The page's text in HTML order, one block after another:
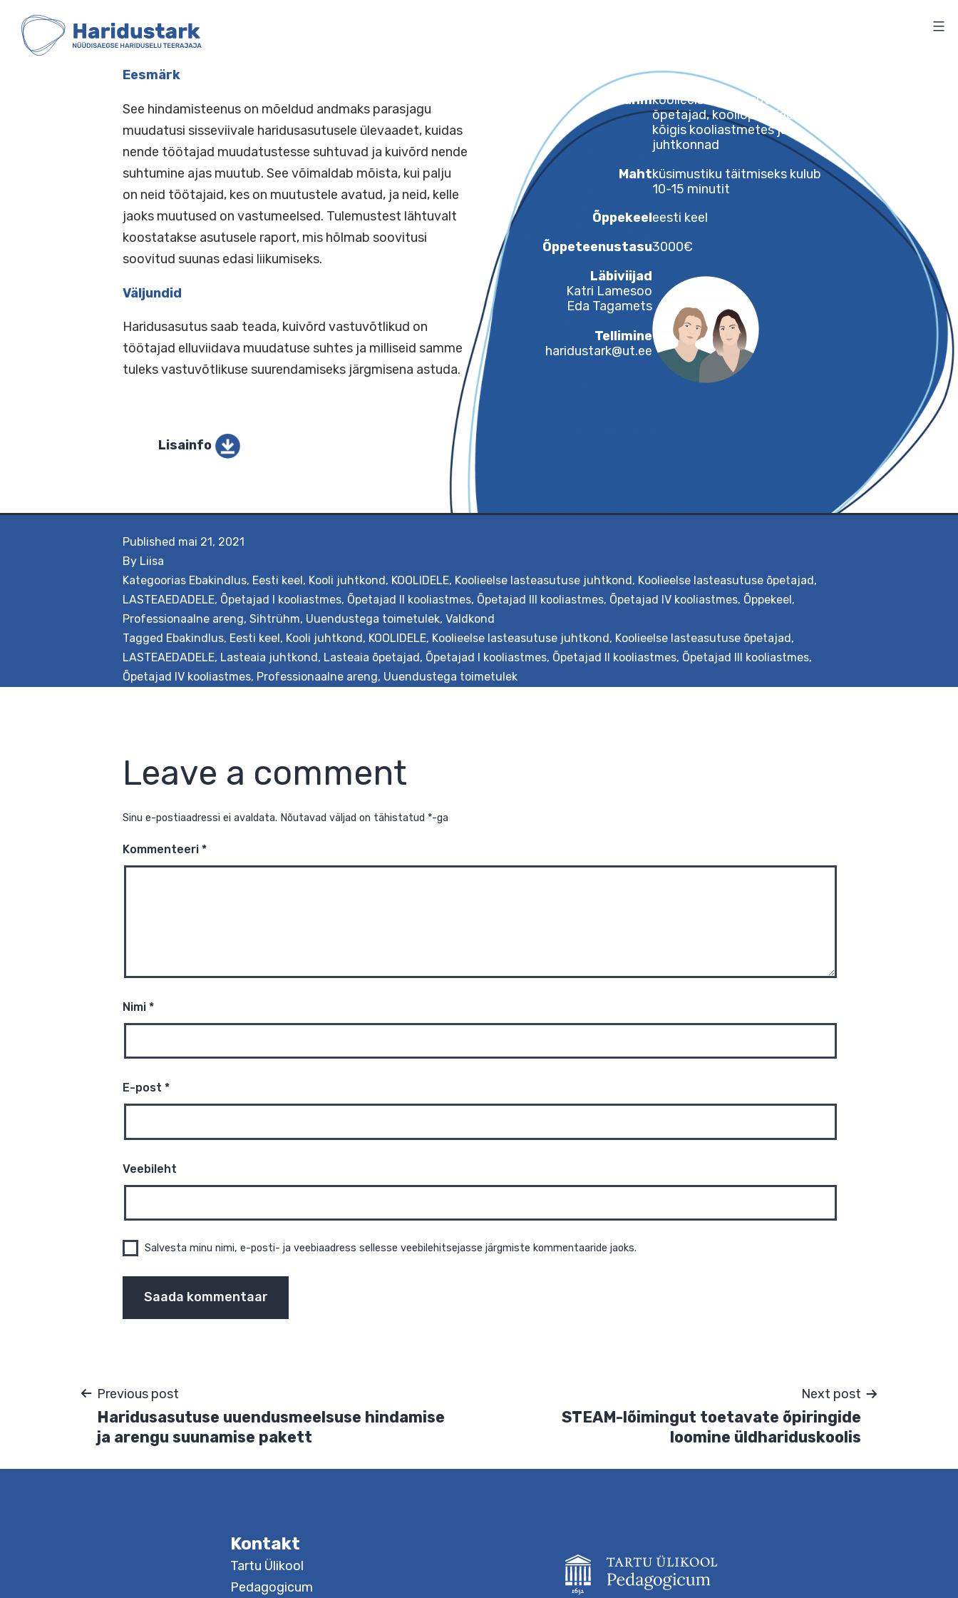
content
HARIDUSTARK
Eesmärk
See hindamisteenus on mõeldud andmaks parasjagu
muudatusi sisseviivale haridusasutusele ülevaadet, kuidas
nende töötajad muudatustesse suhtuvad ja kuivõrd nende
suhtumine ajas muutub. See võimaldab mõista, kui palju
on neid töötajaid, kes on muutustele avatud, ja neid, kelle
jaoks muutused on vastumeelsed. Tulemustest lähtuvalt
koostatakse asutusele raport, mis hõlmab soovitusi
soovitud suunas edasi liikumiseks.
Väljundid
Haridusasutus saab teada, kuivõrd vastuvõtlikud on
töötajad elluviidava muudatuse suhtes ja milliseid samme
tuleks vastuvõtlikuse suurendamiseks järgmisena astuda.
Sihtrühmkoolieelse lasteasutuse
õpetajad, kooliõpetajad
kõigis kooliastmetes ja
juhtkonnad
Mahtküsimustiku täitmiseks kulub
Õppekeel
Õppeteenustasu
Läbiviijad
Katri Lamesoo
Eda Tagamets
Tellimine
Published mai 21, 2021
By Liisa
Kategoorias Ebakindlus, Eesti keel, Kooli juhtkond, KOOLIDELE, Koolieelse lasteasutuse juhtkond, Koolieelse lasteasutuse õpetajad,
LASTEAEDADELE, Õpetajad I kooliastmes, Õpetajad II kooliastmes, Õpetajad III kooliastmes, Õpetajad IV kooliastmes, Õppekeel,
Professionaalne areng, Sihtrühm, Uuendustega toimetulek, Valdkond
Tagged Ebakindlus, Eesti keel, Kooli juhtkond, KOOLIDELE, Koolieelse lasteasutuse juhtkond, Koolieelse lasteasutuse õpetajad,
LASTEAEDADELE, Lasteaia juhtkond, Lasteaia õpetajad, Õpetajad I kooliastmes, Õpetajad II kooliastmes, Õpetajad III kooliastmes,
Õpetajad IV kooliastmes, Professionaalne areng, Uuendustega toimetulek
Leave a comment
Veebileht
Salvesta minu nimi, e-posti- ja veebiaadress sellesse veebilehitsejasse järgmiste kommentaaride jaoks.
Navigeerimine
Haridusasutuse uuendusmeelsuse hindamise
STEAM-lõimingut toetavate õpiringide
Kontakt